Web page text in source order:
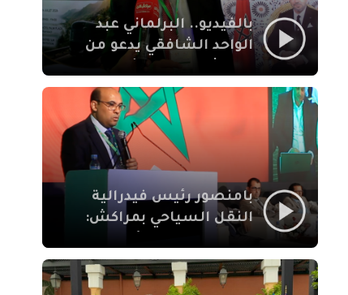
بالفيديو.. البرلماني عبد
الواحد الشافقي يدعو من
النقل السياحي لمواكبة
بامنصور رئيس فيدرالية
النقل السياحي بمراكش:
والاصلاح التشريعي
ركيزتان أساسيتان لكسب